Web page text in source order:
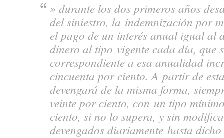
» durante los dos primeros años
del siniestro, la indemnización por
el pago de un interés anual igual al
dinero al tipo vigente cada día, que
correspondiente a esa anualidad
cincuenta por ciento. A partir de
devengará de la misma forma,
veinte por ciento, con un tipo
ciento, si no lo supera, y sin
devengados diariamente hasta